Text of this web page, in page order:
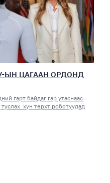
ЫН ЦАГААН ОРДОНД
гарт байдаг гар утаснаас
хүн төрхт роботуудад